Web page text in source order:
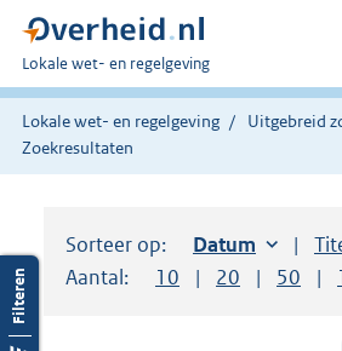
U
bent
hier:
Lokale wet- en regelgeving
Lokale wet- en regelgeving
Uitgebreid
Zoekresultaten
Sorteer op: Sorteer op:
Datum
Aantal:
Toon
10 resultaten per
Toon
20 Toon
50